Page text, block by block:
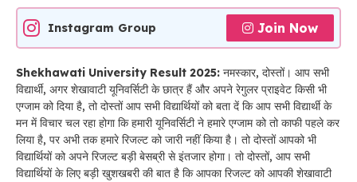
Instagram Group Join Now
Shekhawati University Result 2025: नमस्कार, दोस्तों। आप सभी
विद्यार्थी, अगर शेखावाटी यूनिवर्सिटी के छात्र हैं और अपने रेगुलर प्राइवेट किसी भी
एग्जाम को दिया है, तो दोस्तों आप सभी विद्यार्थियों को बता दें कि आप सभी विद्यार्थी के
मन में विचार चल रहा होगा कि हमारी यूनिवर्सिटी ने हमारे एग्जाम को तो काफी पहले कर
लिया है, पर अभी तक हमारे रिजल्ट को जारी नहीं किया है। तो दोस्तों आपको भी
विद्यार्थियों को अपने रिजल्ट बड़ी बेसब्री से इंतजार होगा। तो दोस्तों, आप सभी
विद्यार्थियों के लिए बड़ी खुशखबरी की बात है कि आपका रिजल्ट को आपकी शेखावाटी